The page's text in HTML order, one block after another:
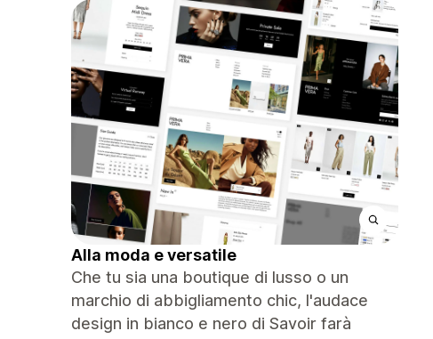
Alla moda e versatile
Che tu sia una boutique di lusso o un
marchio di abbigliamento chic, l'audace
design in bianco e nero di Savoir farà